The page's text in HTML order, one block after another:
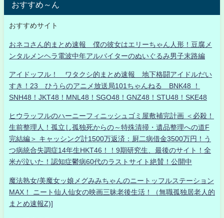
おすすめ～ん
おすすめサイト
おネコさん的まとめ速報 僕の彼女はエリーちゃん人形！豆腐メ
ンタルメンヘラ電波中年アルバイターのぬいぐるみ男子末路編
アイドッフル！ ワタクシ的まとめ速報 地下格闘アイドルだい
すき！23 ひうらのアニメ放送局101ちゃんねる BNK48 ！
SNH48！JKT48！MNL48！SGO48！GNZ48！STU48！SKE48
ヒウラッフルのハーニーフィニッシュゴミ屋敷補完計画 ＜必殺！
生前整理人！孤立し孤独死からの～特殊清掃・遺品整理への道F
完結編＞ キャッシング計1500万返済：厨二病借金3500万円！う
つ病統合失調症14年生HKT46！！9期研究生、最後のサイト！全
米が泣いた！認知症鬱病60代のラストサイト絶賛！公開中
魔法熟女/美魔女ッ娘メグみみちゃんのニートッフルステーション
MAX！ ニート仙人仙女の映画三昧老後生活！（無職孤独居老人的
まとめ速報Z)]